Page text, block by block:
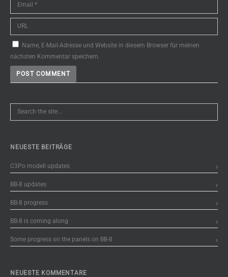
Name, E-Mail-Adresse und Website in diesem Browser für meinen
nächsten Kommentar speichern.
NEUESTE BEITRÄGE
C3Po modell updates
BB-8 updates
BB-8 progress
BB-8 is coming along
Some progress on the panels on BB-8
NEUESTE KOMMENTARE